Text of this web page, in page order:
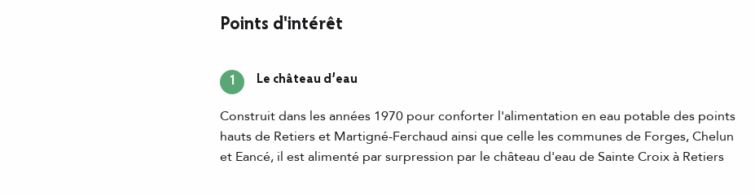
Points d'intérêt
1 Le château d’eau
Construit dans les années 1970 pour conforter l'alimentation en eau potable des points
hauts de Retiers et Martigné-Ferchaud ainsi que celle les communes de Forges, Chelun
et Eancé, il est alimenté par surpression par le château d'eau de Sainte Croix à Retiers